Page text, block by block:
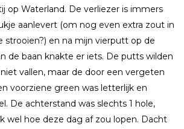
op Waterland. De verliezer is immers
aanlevert (om nog even extra zout in
strooien?) en na mijn vierputt op de
de baan knakte er iets. De putts wilden
vallen, maar de door een vergeten
voorziene green was letterlijk en
De achterstand was slechts 1 hole,
wel hoe deze dag af zou lopen. Dacht